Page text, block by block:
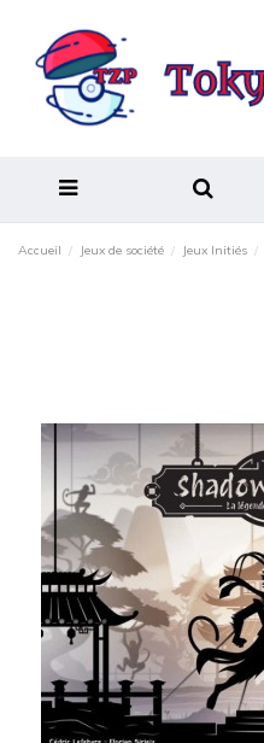
Accueil Jeux de société Jeux Initiés